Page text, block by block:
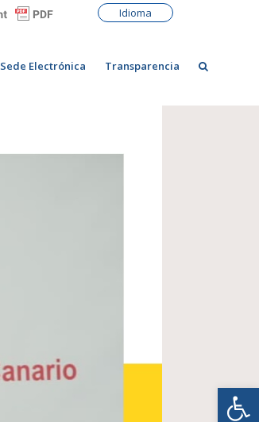
Idioma
Sede Electrónica Transparencia